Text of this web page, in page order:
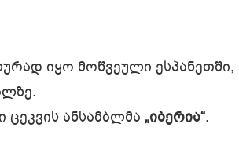
იყო მოწვეული ესპანეთში,
ანსამბლმა „იბერია“.